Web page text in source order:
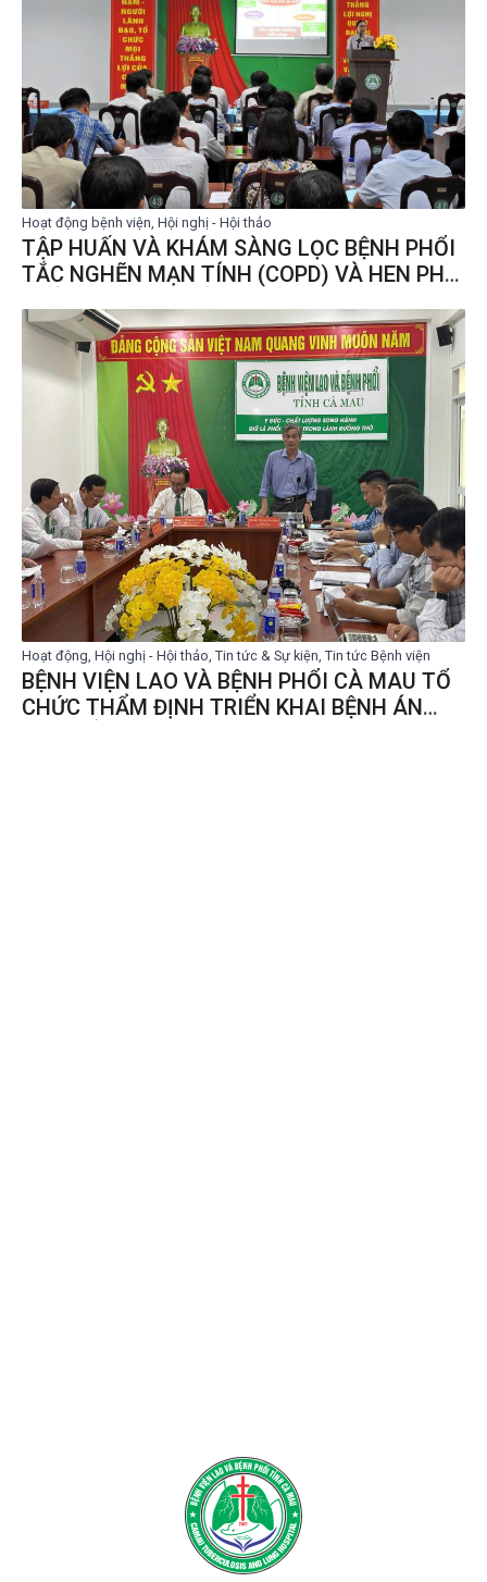
Hoạt động bệnh viện, Hội nghị - Hội thảo
TẬP HUẤN VÀ KHÁM SÀNG LỌC BỆNH PHỔI
TẮC NGHẼN MẠN TÍNH (COPD) VÀ HEN PHẾ
Hoạt động, Hội nghị - Hội thảo, Tin tức & Sự kiện, Tin tức Bệnh viện
BỆNH VIỆN LAO VÀ BỆNH PHỔI CÀ MAU TỔ
CHỨC THẨM ĐỊNH TRIỂN KHAI BỆNH ÁN